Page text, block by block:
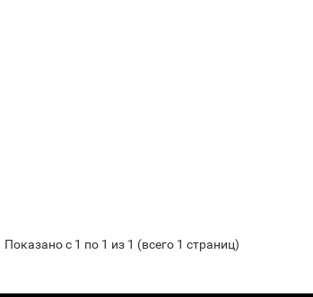
Показано с 1 по 1 из 1 (всего 1 страниц)